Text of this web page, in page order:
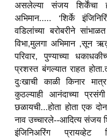
असलेल्या संजय शिर्केंचा
अभिमान..... ‘शिर्के
वडिलांच्या बरोबरीने
विभा,मुलगा अभिमान ,सून
परिवार, पुण्याच्या
प्रशस्त बंगल्यात राहत
दुःखाची काळी किनार
कुठल्याही आनंदाच्या
छळायची...होता होता एक
नाव उच्चारले--आदित्य संजय
इंजिनिअरिंग प्रायव्हेट